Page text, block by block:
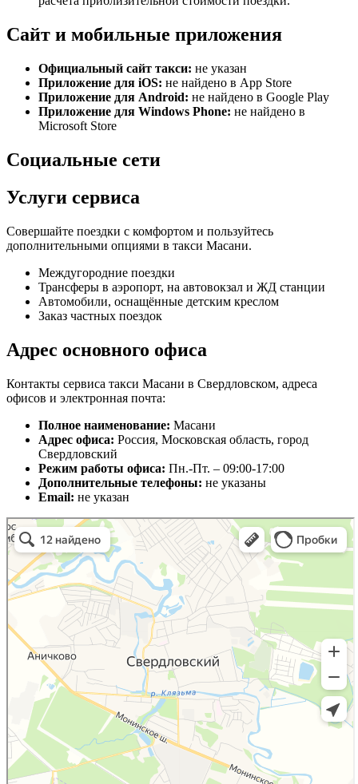
Сайт и мобильные приложения
Официальный сайт такси: не указан
Приложение для iOS: не найдено в App Store
Приложение для Android: не найдено в Google Play
Приложение для Windows Phone: не найдено в
Microsoft Store
Социальные сети
Услуги сервиса
Совершайте поездки с комфортом и пользуйтесь
дополнительными опциями в такси Масани.
Междугородние поездки
Трансферы в аэропорт, на автовокзал и ЖД станции
Автомобили, оснащённые детским креслом
Заказ частных поездок
Адрес основного офиса
Контакты сервиса такси Масани в Свердловском, адреса
офисов и электронная почта:
Полное наименование: Масани
Адрес офиса: Россия, Московская область, город
Свердловский
Режим работы офиса: Пн.-Пт. – 09:00-17:00
Дополнительные телефоны: не указаны
Email: не указан